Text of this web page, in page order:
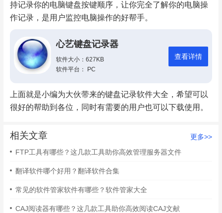
持记录你的电脑键盘按键顺序，让你完全了解你的电脑操
作记录，是用户监控电脑操作的好帮手。
心艺键盘记录器
软件大小：627KB
软件平台： PC
查看详情
上面就是小编为大伙带来的键盘记录软件大全，希望可以
很好的帮助到各位，同时有需要的用户也可以下载使用。
相关文章
更多>>
FTP工具有哪些？这几款工具助你高效管理服务器文件
翻译软件哪个好用？翻译软件合集
常见的软件管家软件有哪些？软件管家大全
CAJ阅读器有哪些？这几款工具助你高效阅读CAJ文献